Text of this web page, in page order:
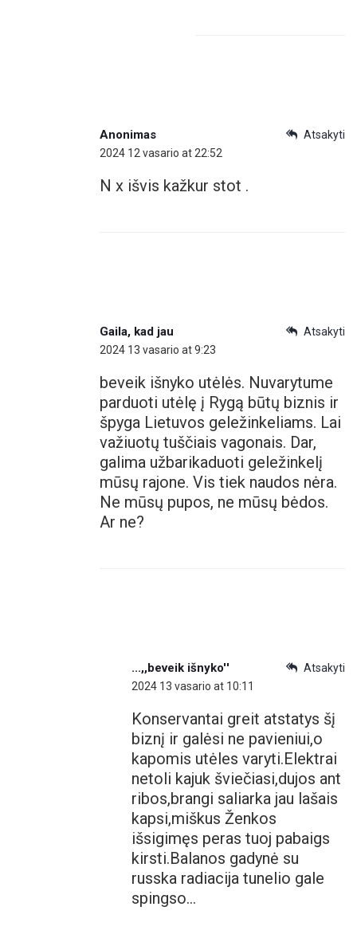
Atsakyti
Anonimas
2024 12 vasario at 22:52
N x išvis kažkur stot .
Atsakyti
Gaila, kad jau
2024 13 vasario at 9:23
beveik išnyko utėlės. Nuvarytume
parduoti utėlę į Rygą būtų biznis ir
špyga Lietuvos geležinkeliams. Lai
važiuotų tuščiais vagonais. Dar,
galima užbarikaduoti geležinkelį
mūsų rajone. Vis tiek naudos nėra.
Ne mūsų pupos, ne mūsų bėdos.
Ar ne?
Atsakyti
...,,beveik išnyko''
2024 13 vasario at 10:11
Konservantai greit atstatys šį
biznį ir galėsi ne pavieniui,o
kapomis utėles varyti.Elektrai
netoli kajuk šviečiasi,dujos ant
ribos,brangi saliarka jau lašais
kapsi,miškus Ženkos
išsigimęs peras tuoj pabaigs
kirsti.Balanos gadynė su
russka radiacija tunelio gale
spingso…